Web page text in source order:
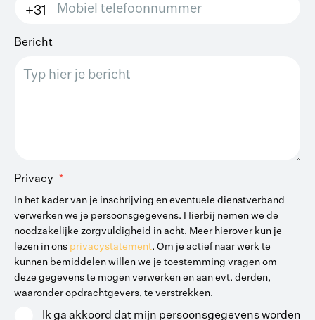
+31
Bericht
Privacy
In het kader van je inschrijving en eventuele dienstverband
verwerken we je persoonsgegevens. Hierbij nemen we de
noodzakelijke zorgvuldigheid in acht. Meer hierover kun je
lezen in ons privacystatement. Om je actief naar werk te
kunnen bemiddelen willen we je toestemming vragen om
deze gegevens te mogen verwerken en aan evt. derden,
waaronder opdrachtgevers, te verstrekken.
Ik ga akkoord dat mijn persoonsgegevens worden